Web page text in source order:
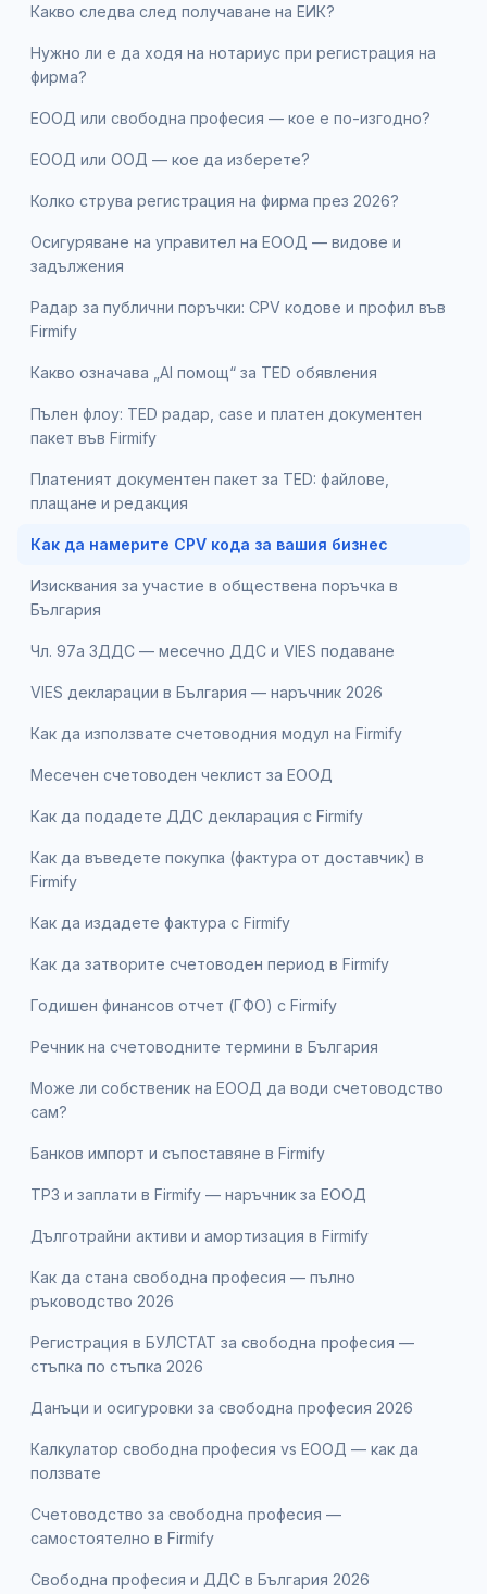
Какво следва след получаване на ЕИК?
Нужно ли е да ходя на нотариус при регистрация на
фирма?
ЕООД или свободна професия — кое е по-изгодно?
ЕООД или ООД — кое да изберете?
Колко струва регистрация на фирма през 2026?
Осигуряване на управител на ЕООД — видове и
задължения
Радар за публични поръчки: CPV кодове и профил във
Firmify
Какво означава „AI помощ“ за TED обявления
Пълен флоу: TED радар, case и платен документен
пакет във Firmify
Платеният документен пакет за TED: файлове,
плащане и редакция
Как да намерите CPV кода за вашия бизнес
Изисквания за участие в обществена поръчка в
България
Чл. 97а ЗДДС — месечно ДДС и VIES подаване
VIES декларации в България — наръчник 2026
Как да използвате счетоводния модул на Firmify
Месечен счетоводен чеклист за ЕООД
Как да подадете ДДС декларация с Firmify
Как да въведете покупка (фактура от доставчик) в
Firmify
Как да издадете фактура с Firmify
Как да затворите счетоводен период в Firmify
Годишен финансов отчет (ГФО) с Firmify
Речник на счетоводните термини в България
Може ли собственик на ЕООД да води счетоводство
сам?
Банков импорт и съпоставяне в Firmify
ТРЗ и заплати в Firmify — наръчник за ЕООД
Дълготрайни активи и амортизация в Firmify
Как да стана свободна професия — пълно
ръководство 2026
Регистрация в БУЛСТАТ за свободна професия —
стъпка по стъпка 2026
Данъци и осигуровки за свободна професия 2026
Калкулатор свободна професия vs ЕООД — как да
ползвате
Счетоводство за свободна професия —
самостоятелно в Firmify
Свободна професия и ДДС в България 2026